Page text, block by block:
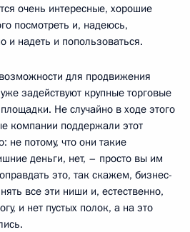
очень интересные, хорошие
посмотреть и, надеюсь,
и надеть и попользоваться.
для продвижения
задействуют крупные торговые
Не случайно в ходе этого
компании поддержали этот
не потому, что они такие
деньги, нет, – просто вы им
это, так скажем, бизнес-
все эти ниши и, естественно,
и нет пустых полок, а на это